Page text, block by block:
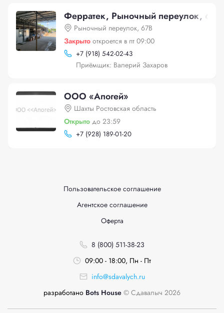
Ферратек, Рыночный переулок, 67В
Рыночный переулок, 67В
Закрыто откроется в пт 09:00
+7 (918) 542-02-43
Приёмщик: Валерий Захаров
ООО «Апогей»
Шахты Ростовская область
Открыто до 23:59
+7 (928) 189-01-20
Пользовательское соглашение
Агентское соглашение
Оферта
8 (800) 511-38-23
09:00 - 18:00, Пн - Пт
info@sdavalych.ru
разработано Bots House © Сдавалыч 2026